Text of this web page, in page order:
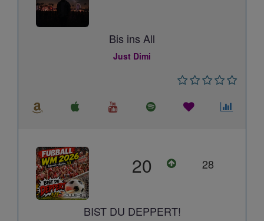
Bis ins All
Just Dimi
20 28
BIST DU DEPPERT!